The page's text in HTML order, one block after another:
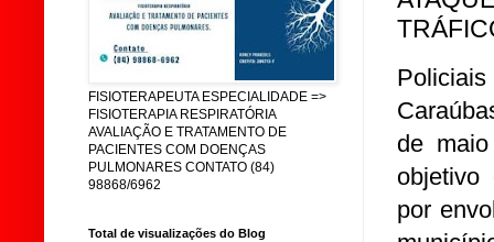
de
objetivo
por
FISIOTERAPEUTA ESPECIALIDADE =>
FISIOTERAPIA RESPIRATÓRIA
AVALIAÇÃO E TRATAMENTO DE
PACIENTES COM DOENÇAS
PULMONARES CONTATO (84)
98868/6962
Total de visualizações do Blog